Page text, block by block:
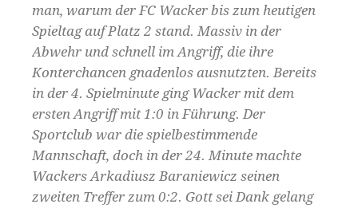
man, warum der FC Wacker bis zum heutigen
Spieltag auf Platz 2 stand. Massiv in der
Abwehr und schnell im Angriff, die ihre
Konterchancen gnadenlos ausnutzten. Bereits
in der 4. Spielminute ging Wacker mit dem
ersten Angriff mit 1:0 in Führung. Der
Sportclub war die spielbestimmende
Mannschaft, doch in der 24. Minute machte
Wackers Arkadiusz Baraniewicz seinen
zweiten Treffer zum 0:2. Gott sei Dank gelang